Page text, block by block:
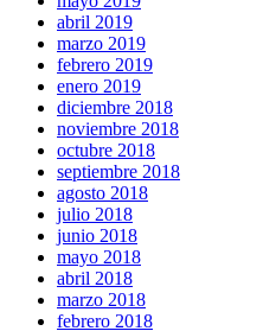
abril 2019
marzo 2019
febrero 2019
enero 2019
diciembre 2018
noviembre 2018
octubre 2018
septiembre 2018
agosto 2018
julio 2018
junio 2018
mayo 2018
abril 2018
marzo 2018
febrero 2018